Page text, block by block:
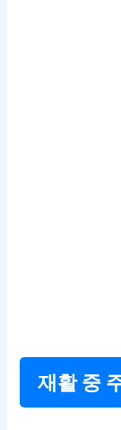
재활 중